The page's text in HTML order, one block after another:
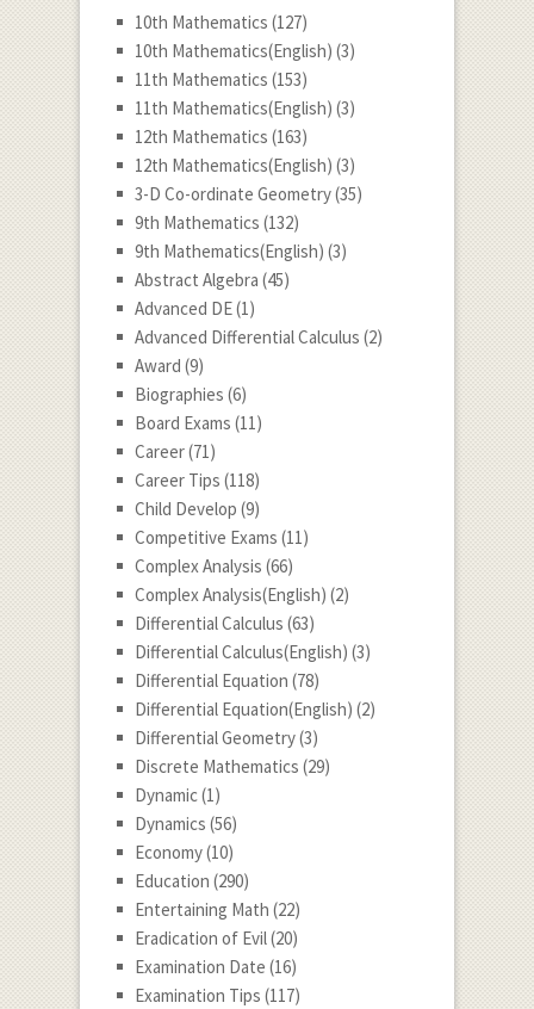
10th Mathematics (127)
10th Mathematics(English) (3)
11th Mathematics (153)
11th Mathematics(English) (3)
12th Mathematics (163)
12th Mathematics(English) (3)
3-D Co-ordinate Geometry(35)
9th Mathematics (132)
9th Mathematics(English) (3)
Abstract Algebra (45)
Advanced DE(1)
Advanced Differential Calculus (2)
Award (9)
Biographies (6)
Board Exams (11)
Career(71)
Career Tips (118)
Child Develop (9)
Competitive Exams (11)
Complex Analysis (66)
Complex Analysis(English) (2)
Differential Calculus (63)
Differential Calculus(English) (3)
Differential Equation (78)
Differential Equation(English) (2)
Differential Geometry(3)
Discrete Mathematics (29)
Dynamic(1)
Dynamics (56)
Economy(10)
Education (290)
Entertaining Math (22)
Eradication of Evil(20)
Examination Date (16)
Examination Tips (117)